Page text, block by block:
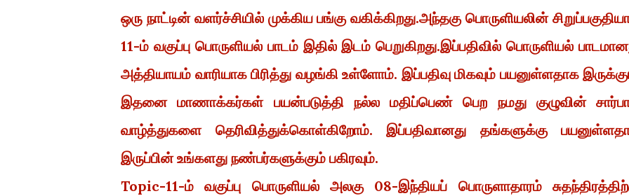
ஒரு நாட்டின் வளர்ச்சியில் முக்கிய பங்கு வகிக்கிறது.அந்தகு பொருளியலின்
11-ம் வகுப்பு பொருளியல் பாடம் இதில் இடம் பெறுகிறது.இப்பதிவில் பொருளியல்
அத்தியாயம் வாரியாக பிரித்து வழங்கி உள்ளோம். இப்பதிவு மிகவும் பயனுள்ளதாக
இதனை மாணாக்கர்கள் பயன்படுத்தி நல்ல மதிப்பெண் பெற நமது குழுவின்
வாழ்த்துகளை தெரிவித்துக்கொள்கிறோம். இப்பதிவானது தங்களுக்கு
இருப்பின் உங்களது நண்பர்களுக்கும் பகிரவும்.
Topic-11-ம் வகுப்பு பொருளியல் அலகு 08-இந்தியப் பொருளாதாரம்